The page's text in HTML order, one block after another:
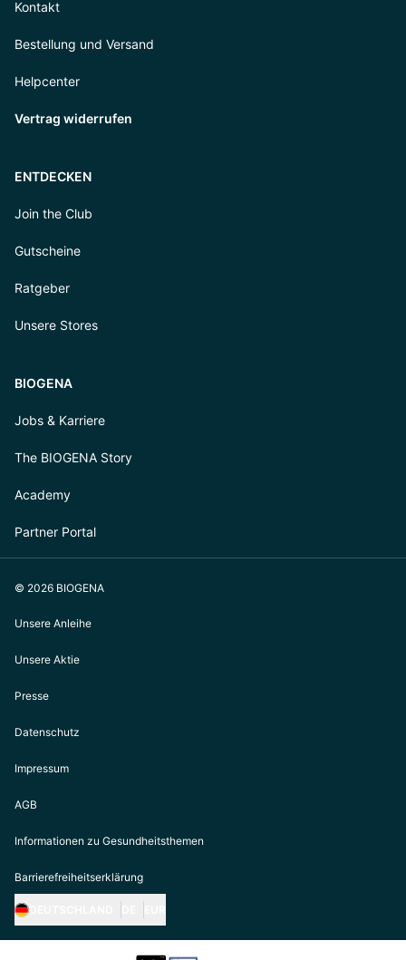
Kontakt
Bestellung und Versand
Helpcenter
Vertrag widerrufen
ENTDECKEN
Join the Club
Gutscheine
Ratgeber
Unsere Stores
BIOGENA
Jobs & Karriere
The BIOGENA Story
Academy
Partner Portal
© 2026 BIOGENA
Unsere Anleihe
Unsere Aktie
Presse
Datenschutz
Impressum
AGB
Informationen zu Gesundheitsthemen
Barrierefreiheitserklärung
https://biogena.com/de-at